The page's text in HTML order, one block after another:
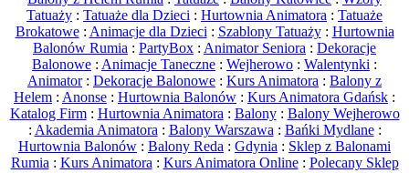
Tatuaży : Tatuaże dla Dzieci : Hurtownia Animatora : Tatuaże
Brokatowe: Animacje dla Dzieci : Szablony Tatuaży: Hurtownia
Balonów Rumia : PartyBox : Animator Seniora : Dekoracje
Balonowe : Animacje Taneczne : Wejherowo : Walentynki :
Animator: Dekoracje Balonowe : Kurs Animatora : Balony z
Helem : Anonse : Hurtownia Balonów : Kurs Animatora Gdańsk :
Katalog Firm: Hurtownia Animatora : Balony: Balony Wejherowo
: Akademia Animatora : Balony Warszawa : Bańki Mydlane:
Hurtownia Balonów : Balony Reda : Gdynia : Sklep z Balonami
Rumia : Kurs Animatora : Kurs Animatora Online: Polecany Sklep